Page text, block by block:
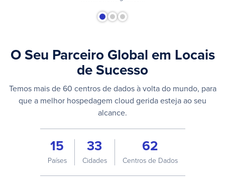
O Seu Parceiro Global em Locais
de Sucesso
Temos mais de 60 centros de dados à volta do mundo, para
que a melhor hospedagem cloud gerida esteja ao seu
alcance.
15
Países
33
Cidades
62
Centros de Dados